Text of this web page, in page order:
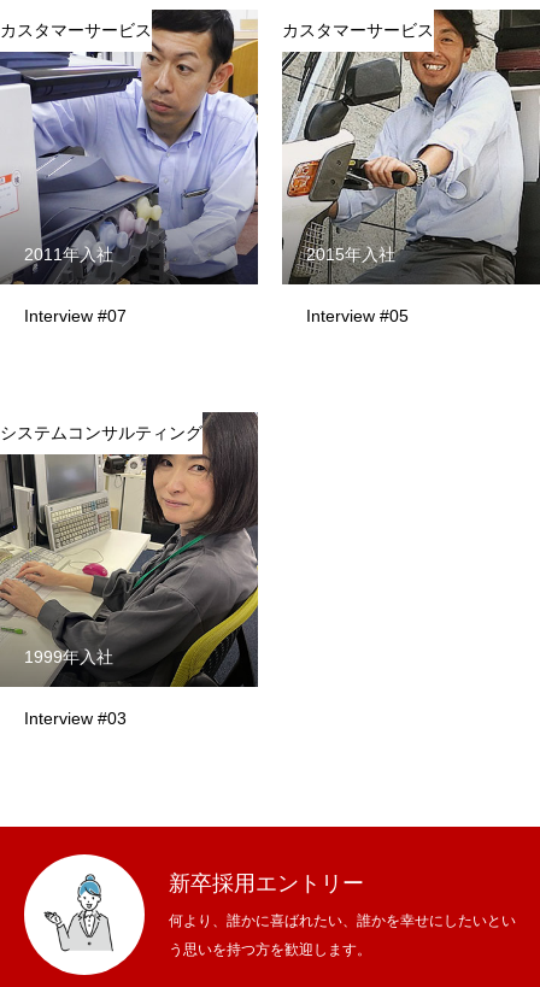
先輩社員インタビュー INTERVIEW
法人営業
オフィスデザイン
カスタマーサービス
バックオフィス
オフィスツアー OFFICE TOUR
企業情報
社名の由来
会社沿革
企業使命・理念
採用情報
採用情報
会社説明会・採用エントリー CONTACT US
会社説明会（アーカイブ動画）
カスタマーサービス
2011年入社
Interview #07
カスタマーサービス
2015年入社
Interview #05
システムコンサルティング
1999年入社
Interview #03
新卒採用エントリー
何より、誰かに喜ばれたい、誰かを幸せにしたいとい
う思いを持つ方を歓迎します。